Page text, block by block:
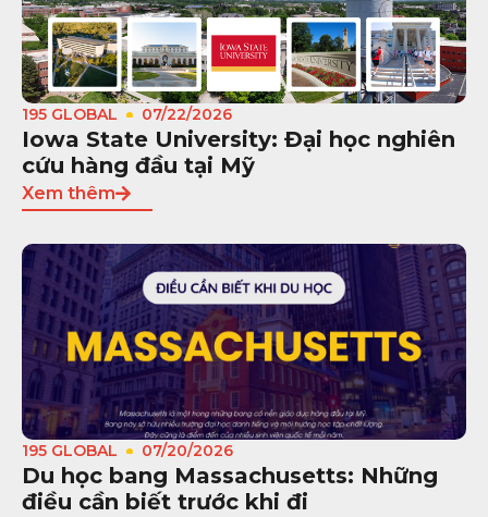
195 GLOBAL 07/22/2026
Iowa State University: Đại học nghiên
cứu hàng đầu tại Mỹ
Xem thêm
195 GLOBAL 07/20/2026
Du học bang Massachusetts: Những
điều cần biết trước khi đi